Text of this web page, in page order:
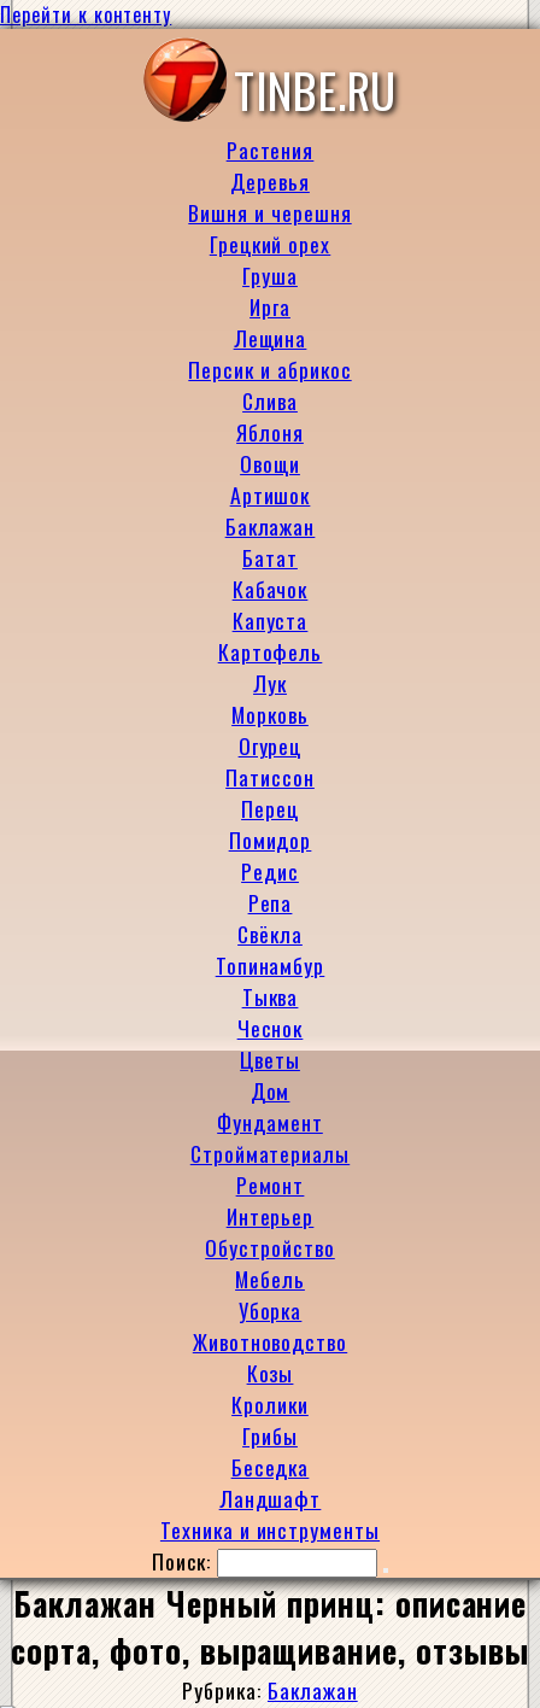
Перейти к контенту
TINBE.RU
Растения
Деревья
Вишня и черешня
Грецкий орех
Груша
Ирга
Лещина
Персик и абрикос
Слива
Яблоня
Овощи
Артишок
Баклажан
Батат
Кабачок
Капуста
Картофель
Лук
Морковь
Огурец
Патиссон
Перец
Помидор
Редис
Репа
Свёкла
Топинамбур
Тыква
Чеснок
Цветы
Дом
Фундамент
Стройматериалы
Ремонт
Интерьер
Обустройство
Мебель
Уборка
Животноводство
Козы
Кролики
Грибы
Беседка
Ландшафт
Техника и инструменты
Поиск:
Баклажан Черный принц: описание
сорта, фото, выращивание, отзывы
Рубрика: Баклажан